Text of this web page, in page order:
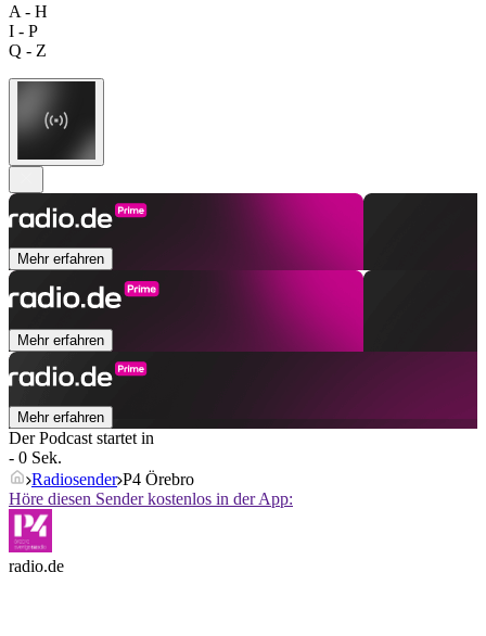
A - H
I - P
Q - Z
Mehr erfahren
Mehr erfahren
Mehr erfahren
Der Podcast startet in
- 0 Sek.
Radiosender P4 Örebro
Höre diesen Sender kostenlos in der App:
radio.de